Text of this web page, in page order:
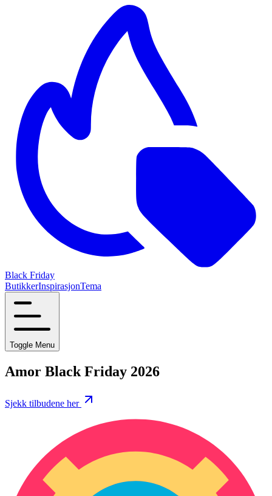
Black Friday
ButikkerInspirasjonTema
Toggle Menu
Amor Black Friday 2026
Sjekk tilbudene her